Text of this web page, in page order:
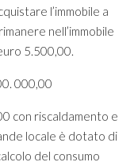
l’immobile a
nell’immobile
5.500,00.
000,00
con riscaldamento e
locale è dotato di
del consumo